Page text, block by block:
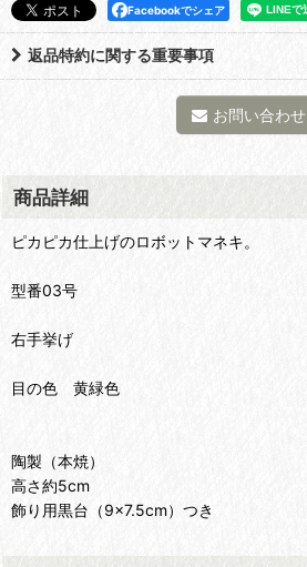
Facebookでシェア
返品特約に関する重要事項
お問い合わせ
商品詳細
ピカピカ仕上げのロボットマネキ。
型番03号
右手挙げ
目の色 黄緑色
陶製（本焼）
高さ約5cm
飾り用黒台（9×7.5cm）つき